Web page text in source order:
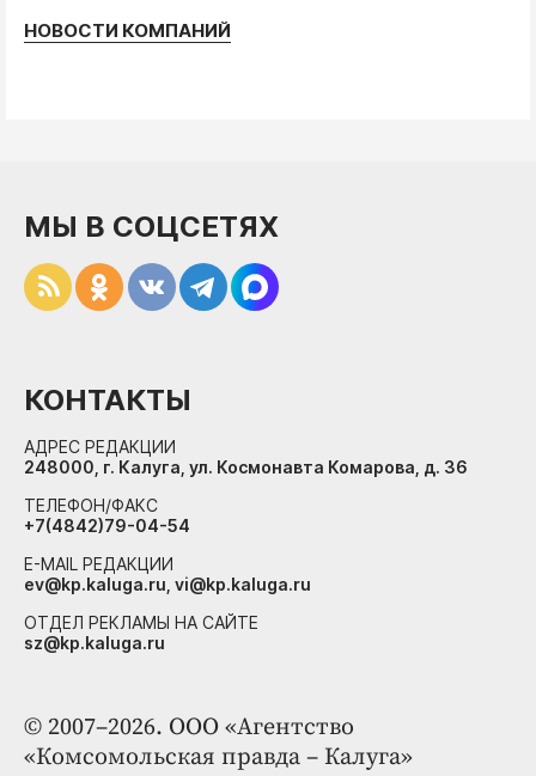
НОВОСТИ КОМПАНИЙ
© 2007–2026. ООО «Агентство
«Комсомольская правда – Калуга»
МЫ В СОЦСЕТЯХ
КОНТАКТЫ
АДРЕС РЕДАКЦИИ
248000, г. Калуга, ул. Космонавта Комарова, д. 36
ТЕЛЕФОН/ФАКС
+7(4842)79-04-54
E-MAIL РЕДАКЦИИ
ev@kp.kaluga.ru, vi@kp.kaluga.ru
ОТДЕЛ РЕКЛАМЫ НА САЙТЕ
sz@kp.kaluga.ru